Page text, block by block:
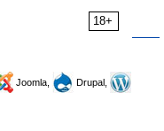
18+
Joomla,
Drupal,